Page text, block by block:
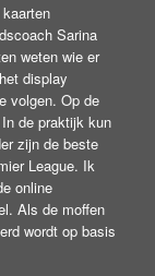
Sarina
weten wie er
display
volgen. Op de
de praktijk kun
zijn de beste
League. Ik
online
Als de moffen
wordt op basis